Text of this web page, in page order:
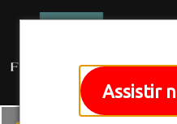
Assistir